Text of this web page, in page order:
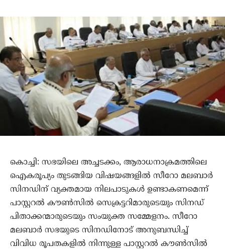
കൊച്ചി: സഭയിലെ അച്ചടക്കം, ആരാധനാക്രമത്തിലെ
ഐകരൂപ്യം തുടങ്ങിയ വിഷയങ്ങളില്‍ സീറോ മലബാര്‍
സിനഡിന് വ്യക്തമായ നിലപാടുകള്‍ ഉണ്ടാകണമെന്ന്
പാസ്റ്ററല്‍ കൗണ്‍സില്‍ സെക്രട്ടറിമാരുടെയും സിനഡ്
പിതാക്കന്മാരുടെയും സംയുക്ത സമ്മേളനം. സീറോ
മലബാര്‍ സഭയുടെ സിനഡിനോട് അനുബന്ധിച്ച്
വിവിധ രൂപതകളില്‍ നിന്നുള്ള പാസ്റ്ററല്‍ കൗണ്‍സില്‍